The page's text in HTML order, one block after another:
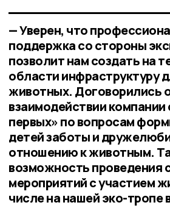
— Уверен, что
поддержка со стороны
позволит нам создать на
области инфраструктуру
животных. Договорились
взаимодействии
первых» по вопросам
детей заботы и
отношению к животным.
возможность проведения
мероприятий с участием
числе на нашей эко-тропе